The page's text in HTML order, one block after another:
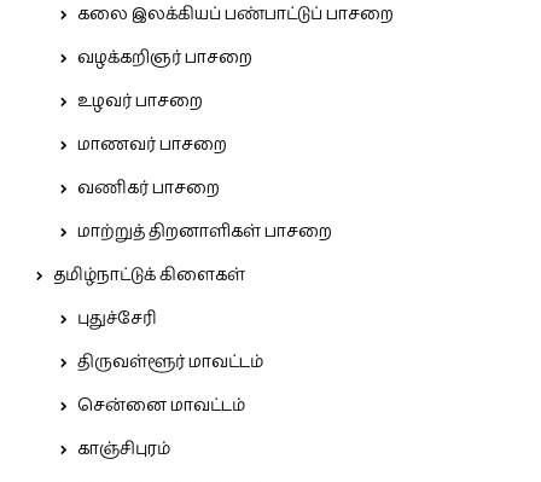
கலை இலக்கியப் பண்பாட்டுப் பாசறை
வழக்கறிஞர் பாசறை
உழவர் பாசறை
மாணவர் பாசறை
வணிகர் பாசறை
மாற்றுத் திறனாளிகள் பாசறை
தமிழ்நாட்டுக் கிளைகள்
புதுச்சேரி
திருவள்ளூர் மாவட்டம்
சென்னை மாவட்டம்
காஞ்சிபுரம்